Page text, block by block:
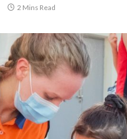
2 Mins Read